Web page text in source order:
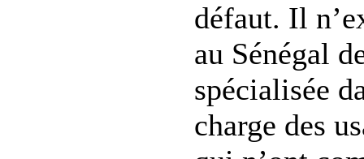
défaut. Il
au Sénégal
spécialisée
charge des